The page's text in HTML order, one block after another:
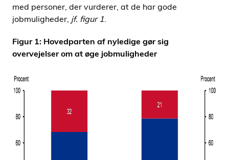
med personer, der vurderer, at de har gode
jobmuligheder, jf. figur 1.
Figur 1: Hovedparten af nyledige gør sig
overvejelser om at øge jobmuligheder